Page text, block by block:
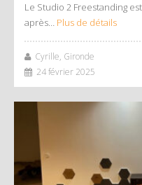
Le Studio 2 Freestanding
après… Plus de détails
Cyrille, Gironde
24 février 2025